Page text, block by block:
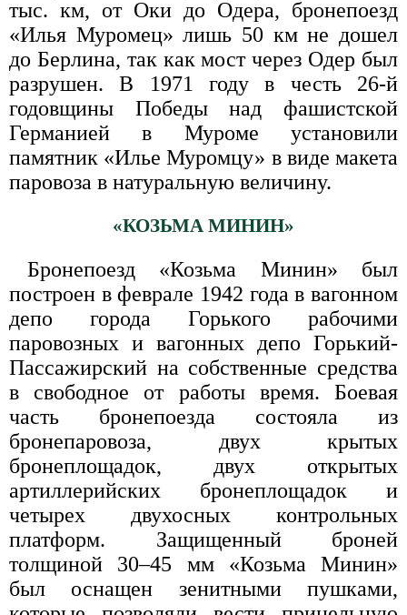
тыс. км, от Оки до Одера, бронепоезд
«Илья Муромец» лишь 50 км не дошел
до Берлина, так как мост через Одер был
разрушен. В 1971 году в честь 26-й
годовщины Победы над фашистской
Германией в Муроме установили
памятник «Илье Муромцу» в виде макета
паровоза в натуральную величину.
«КОЗЬМА МИНИН»
Бронепоезд «Козьма Минин» был
построен в феврале 1942 года в вагонном
депо города Горького рабочими
паровозных и вагонных депо Горький-
Пассажирский на собственные средства
в свободное от работы время. Боевая
часть бронепоезда состояла из
бронепаровоза, двух крытых
бронеплощадок, двух открытых
артиллерийских бронеплощадок и
четырех двухосных контрольных
платформ. Защищенный броней
толщиной 30–45 мм «Козьма Минин»
был оснащен зенитными пушками,